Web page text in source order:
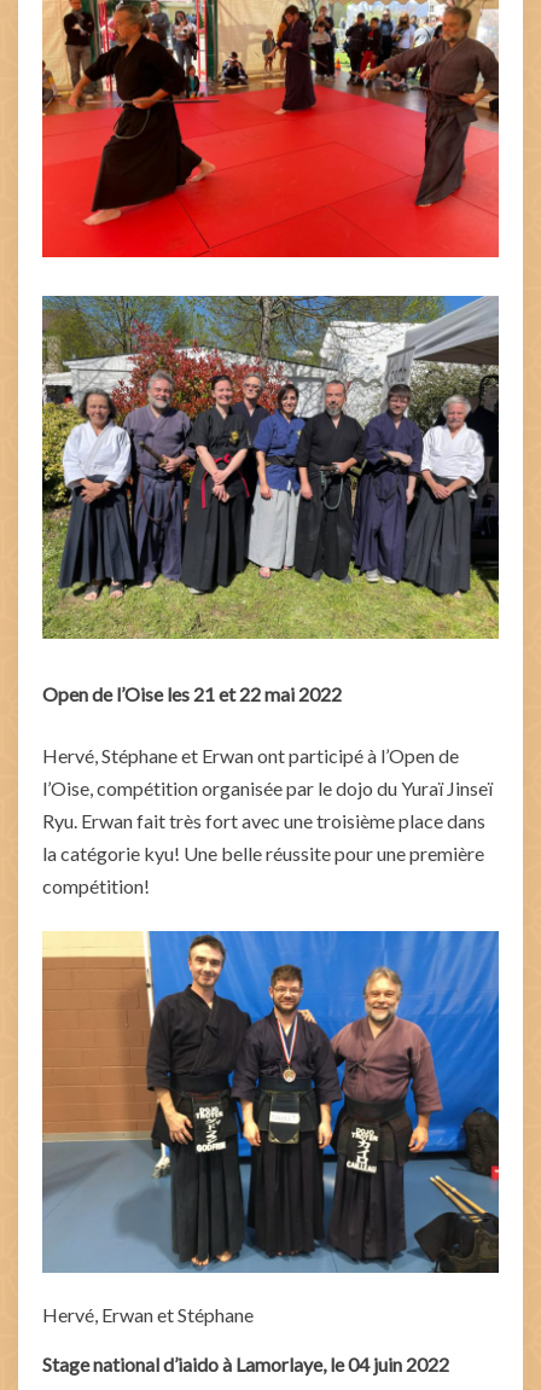
Open de l’Oise les 21 et 22 mai 2022
Hervé, Stéphane et Erwan ont participé à l’Open de
l’Oise, compétition organisée par le dojo du Yuraï Jinseï
Ryu. Erwan fait très fort avec une troisième place dans
la catégorie kyu! Une belle réussite pour une première
compétition!
Hervé, Erwan et Stéphane
Stage national d’iaido à Lamorlaye, le 04 juin 2022